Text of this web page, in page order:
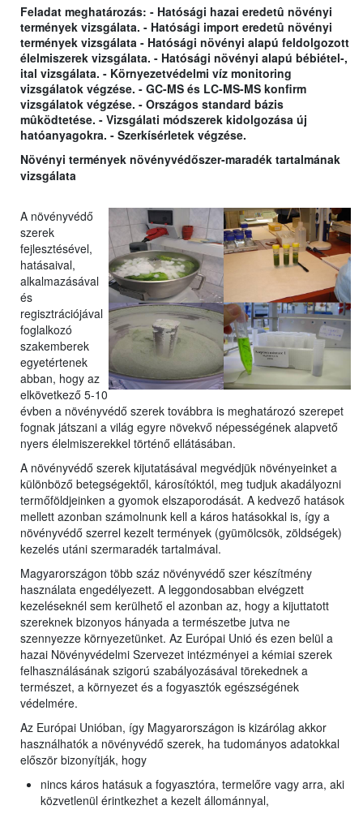
Feladat meghatározás: - Hatósági hazai eredetû növényi
termények vizsgálata. - Hatósági import eredetû növényi
termények vizsgálata - Hatósági növényi alapú feldolgozott
élelmiszerek vizsgálata. - Hatósági növényi alapú bébiétel-,
ital vizsgálata. - Környezetvédelmi víz monitoring
vizsgálatok végzése. - GC-MS és LC-MS-MS konfirm
vizsgálatok végzése. - Országos standard bázis
mûködtetése. - Vizsgálati módszerek kidolgozása új
hatóanyagokra. - Szerkísérletek végzése.
Növényi termények növényvédőszer-maradék tartalmának
vizsgálata
A növényvédő
szerek
fejlesztésével,
hatásaival,
alkalmazásával
és
regisztrációjával
foglalkozó
szakemberek
egyetértenek
abban, hogy az
elkövetkező 5-10
évben a növényvédő szerek továbbra is meghatározó szerepet
fognak játszani a világ egyre növekvő népességének alapvető
nyers élelmiszerekkel történő ellátásában.
A növényvédő szerek kijutatásával megvédjük növényeinket a
különböző betegségektől, károsítóktól, meg tudjuk akadályozni
termőföldjeinken a gyomok elszaporodását. A kedvező hatások
mellett azonban számolnunk kell a káros hatásokkal is, így a
növényvédő szerrel kezelt termények (gyümölcsök, zöldségek)
kezelés utáni szermaradék tartalmával.
Magyarországon több száz növényvédő szer készítmény
használata engedélyezett. A leggondosabban elvégzett
kezeléseknél sem kerülhető el azonban az, hogy a kijuttatott
szereknek bizonyos hányada a természetbe jutva ne
szennyezze környezetünket. Az Európai Unió és ezen belül a
hazai Növényvédelmi Szervezet intézményei a kémiai szerek
felhasználásának szigorú szabályozásával törekednek a
természet, a környezet és a fogyasztók egészségének
védelmére.
Az Európai Unióban, így Magyarországon is kizárólag akkor
használhatók a növényvédő szerek, ha tudományos adatokkal
először bizonyítják, hogy
nincs káros hatásuk a fogyasztóra, termelőre vagy arra, aki
közvetlenül érintkezhet a kezelt állománnyal,